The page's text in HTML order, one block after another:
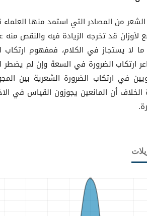
من المصادر التي استمد منها العلماء
لأوزان قد تخرجه الزيادة فيه والنقص
لا يستجاز في الكلام، فمفهوم ارتكاب
ارتكاب الضرورة في السعة وإن لم يضطر
في ارتكاب الضرورة الشعرية بين
الخلاف أن المانعين يجوزون القياس في